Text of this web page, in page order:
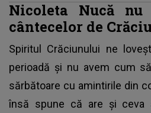
Nicoleta Nucă
cântecelor de
Spiritul Crăciunului ne
perioadă și nu avem cum
sărbătoare cu amintirile din
însă spune că are și ceva